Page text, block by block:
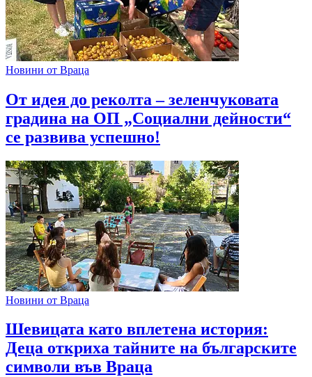
Новини от Враца
От идея до реколта – зеленчуковата
градина на ОП „Социални дейности“
се развива успешно!
Новини от Враца
Шевицата като вплетена история:
Деца откриха тайните на българските
символи във Враца